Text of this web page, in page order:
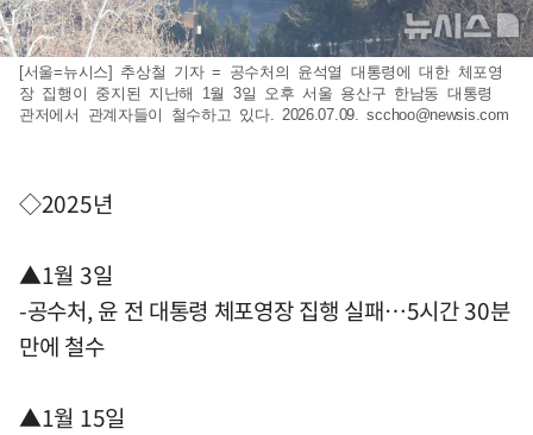
[서울=뉴시스] 추상철 기자 = 공수처의 윤석열 대통령에 대한 체포영
장 집행이 중지된 지난해 1월 3일 오후 서울 용산구 한남동 대통령
관저에서 관계자들이 철수하고 있다. 2026.07.09.scchoo@newsis.com
◇2025년
▲1월 3일
-공수처, 윤 전 대통령 체포영장 집행 실패…5시간 30분
만에 철수
▲1월 15일